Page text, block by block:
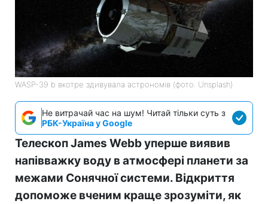
WASP-39 b вкотре здивувала астрономів (фото: Unsplash)
Не витрачай час на шум! Читай тільки суть з
РБК-Україна у Google
Телескоп James Webb уперше виявив
напівважку воду в атмосфері планети за
межами Сонячної системи. Відкриття
допоможе вченим краще зрозуміти, як